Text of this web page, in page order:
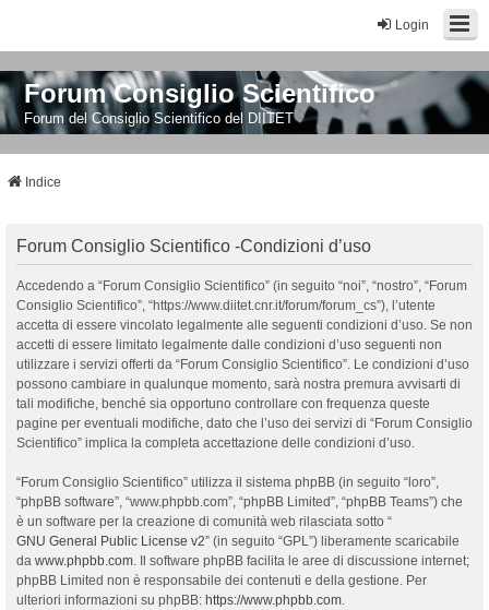
Login
Forum Consiglio Scientifico
Forum del Consiglio Scientifico del DIITET
Indice
Forum Consiglio Scientifico -Condizioni d’uso
Accedendo a “Forum Consiglio Scientifico” (in seguito “noi”, “nostro”, “Forum
Consiglio Scientifico”, “https://www.diitet.cnr.it/forum/forum_cs”), l’utente
accetta di essere vincolato legalmente alle seguenti condizioni d’uso. Se non
accetti di essere limitato legalmente dalle condizioni d’uso seguenti non
utilizzare i servizi offerti da “Forum Consiglio Scientifico”. Le condizioni d’uso
possono cambiare in qualunque momento, sarà nostra premura avvisarti di
tali modifiche, benché sia opportuno controllare con frequenza queste
pagine per eventuali modifiche, dato che l’uso dei servizi di “Forum Consiglio
Scientifico” implica la completa accettazione delle condizioni d’uso.
“Forum Consiglio Scientifico” utilizza il sistema phpBB (in seguito “loro”,
“phpBB software”, “www.phpbb.com”, “phpBB Limited”, “phpBB Teams”) che
è un software per la creazione di comunità web rilasciata sotto “
GNU General Public License v2” (in seguito “GPL”) liberamente scaricabile
da www.phpbb.com. Il software phpBB facilita le aree di discussione internet;
phpBB Limited non è responsabile dei contenuti e della gestione. Per
ulteriori informazioni su phpBB: https://www.phpbb.com.